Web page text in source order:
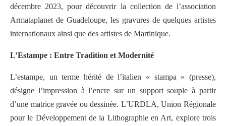
décembre 2023, pour découvrir la collection de l’association
Armataplanet de Guadeloupe, les gravures de quelques artistes
internationaux ainsi que des artistes de Martinique.
L’Estampe : Entre Tradition et Modernité
L’estampe, un terme hérité de l’italien « stampa » (presse),
désigne l’impression à l’encre sur un support souple à partir
d’une matrice gravée ou dessinée. L’URDLA, Union Régionale
pour le Développement de la Lithographie en Art, explore trois